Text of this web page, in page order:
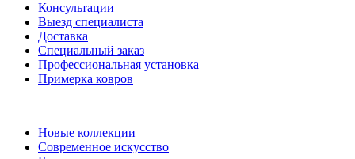
Консультации
Выезд специалиста
Доставка
Специальный заказ
Профессиональная установка
Примерка ковров
Новые коллекции
Современное искусство